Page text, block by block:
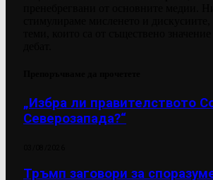
„Избра ли правителството
Северозапада?“
Тръмп заговори за